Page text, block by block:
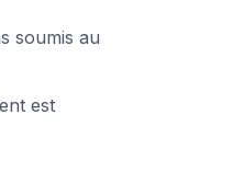
soumis au
est